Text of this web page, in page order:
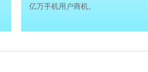
善网站备案。
亿万手机用户商机。